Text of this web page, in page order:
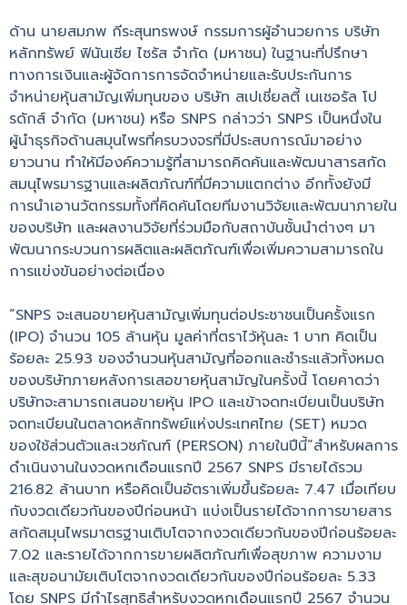
ด้าน นายสมภพ กีระสุนทรพงษ์ กรรมการผู้อำนวยการ บริษัท
หลักทรัพย์ ฟินันเซีย ไซรัส จำกัด (มหาชน) ในฐานะที่ปรึกษา
ทางการเงินและผู้จัดการการจัดจำหน่ายและรับประกันการ
จำหน่ายหุ้นสามัญเพิ่มทุนของ บริษัท สเปเชี่ยลตี้ เนเชอรัล โป
รดักส์ จำกัด (มหาชน) หรือ SNPS กล่าวว่า SNPS เป็นหนึ่งใน
ผู้นำธุรกิจด้านสมุนไพรที่ครบวงจรที่มีประสบการณ์มาอย่าง
ยาวนาน ทำให้มีองค์ความรู้ที่สามารถคิดค้นและพัฒนาสารสกัด
สมนุไพรมารฐานและผลิตภัณฑ์ที่มีความแตกต่าง อีกทั้งยังมี
การนำเอานวัตกรรมทั้งที่คิดค้นโดยทีมงานวิจัยและพัฒนาภายใน
ของบริษัท และผลงานวิจัยที่ร่วมมือกับสถาบันชั้นนำต่างๆ มา
พัฒนากระบวนการผลิตและผลิตภัณฑ์เพื่อเพิ่มความสามารถใน
การแข่งขันอย่างต่อเนื่อง
“SNPS จะเสนอขายหุ้นสามัญเพิ่มทุนต่อประชาชนเป็นครั้งแรก
(IPO) จำนวน 105 ล้านหุ้น มูลค่าที่ตราไว้หุ้นละ 1 บาท คิดเป็น
ร้อยละ 25.93 ของจำนวนหุ้นสามัญที่ออกและชำระแล้วทั้งหมด
ของบริษัทภายหลังการเสอขายหุ้นสามัญในครั้งนี้ โดยคาดว่า
บริษัทจะสามารถเสนอขายหุ้น IPO และเข้าจดทะเบียนเป็นบริษัท
จดทะเบียนในตลาดหลักทรัพย์แห่งประเทศไทย (SET) หมวด
ของใช้ส่วนตัวและเวชภัณฑ์ (PERSON) ภายในปีนี้”สำหรับผลการ
ดำเนินงานในงวดหกเดือนแรกปี 2567 SNPS มีรายได้รวม
216.82 ล้านบาท หรือคิดเป็นอัตราเพิ่มขึ้นร้อยละ 7.47 เมื่อเทียบ
กับงวดเดียวกันของปีก่อนหน้า แบ่งเป็นรายได้จากการขายสาร
สกัดสมุนไพรมาตรฐานเติบโตจากงวดเดียวกันของปีก่อนร้อยละ
7.02 และรายได้จากการขายผลิตภัณฑ์เพื่อสุขภาพ ความงาม
และสุขอนามัยเติบโตจากงวดเดียวกันของปีก่อนร้อยละ 5.33
โดย SNPS มีกำไรสุทธิสำหรับงวดหกเดือนแรกปี 2567 จำนวน